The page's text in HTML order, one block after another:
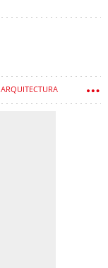
ARQUITECTURA